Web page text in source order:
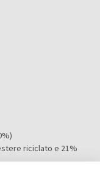
riciclato e 21%